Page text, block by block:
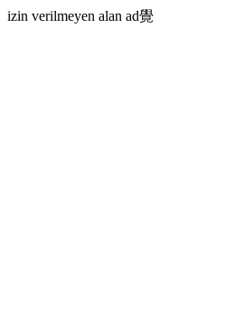
izin verilmeyen alan ad覺